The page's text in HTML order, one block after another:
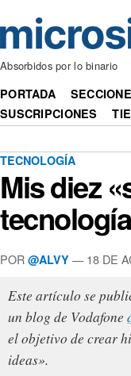
Absorbidos por lo binario
PORTADA
SUSCRIPCIONES
TECNOLOGÍA
Mis diez
POR @ALVY — 18 DE
Este artículo se
un blog de Vodafone
el objetivo de crear
ideas».